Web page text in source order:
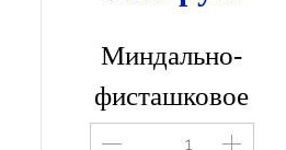
Миндально-
фисташковое